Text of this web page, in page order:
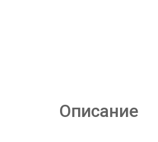
Описание